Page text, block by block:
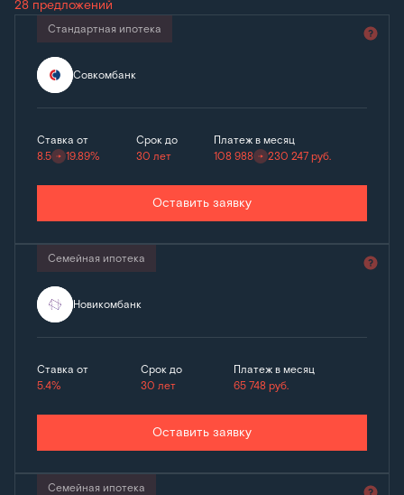
28 предложений
Стандартная ипотека
Совкомбанк
Ставка от
8.5
19.89%
Срок до
30 лет
Платеж в месяц
108 988
230 247 руб.
Оставить заявку
Семейная ипотека
Новикомбанк
Ставка от
5.4%
Срок до
30 лет
Платеж в месяц
65 748руб.
Оставить заявку
Семейная ипотека